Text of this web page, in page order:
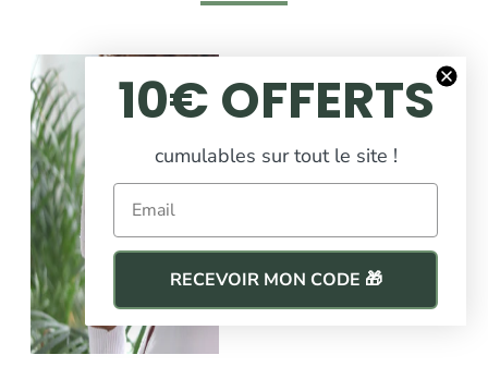
Nettoyant et
Démaquillant
7,90€
JONZAC
Eau Thermale
10€ OFFERTS
cumulables sur tout le site !
Email
RECEVOIR MON CODE 🎁